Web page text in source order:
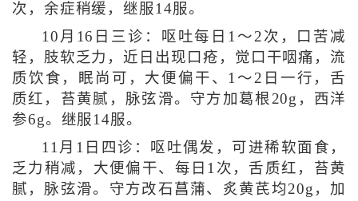
次，余症稍缓，继服14服。
10月16日三诊：呕吐每日1～2次，口苦减
轻，肢软乏力，近日出现口疮，觉口干咽痛，流
质饮食，眠尚可，大便偏干、1～2日一行，舌
质红，苔黄腻，脉弦滑。守方加葛根20g，西洋
参6g。继服14服。
11月1日四诊：呕吐偶发，可进稀软面食，
乏力稍减，大便偏干、每日1次，舌质红，苔黄
腻，脉弦滑。守方改石菖蒲、炙黄芪均20g，加